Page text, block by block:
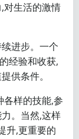
对生活的激情
进步。一个
经验和收获,
供条件。
各样的技能,参
。当然,这样
升,更重要的